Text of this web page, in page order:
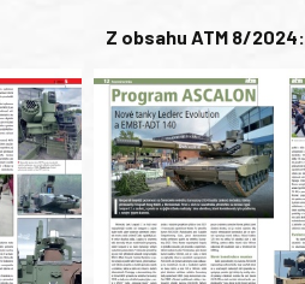
Z obsahu ATM 8/2024: